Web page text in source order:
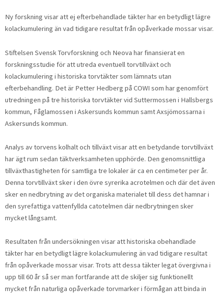
Ny forskning visar att ej efterbehandlade täkter har en betydligt lägre
kolackumulering än vad tidigare resultat från opåverkade mossar visar.
Stiftelsen Svensk Torvforskning och Neova har finansierat en
forskningsstudie för att utreda eventuell torvtillväxt och
kolackumulering i historiska torvtäkter som lämnats utan
efterbehandling. Det är Petter Hedberg på COWI som har genomfört
utredningen på tre historiska torvtäk­ter vid Suttermossen i Hallsbergs
kommun, Fåglamossen i Askersunds kommun samt Axsjömossarna i
Askersunds kommun.
Analys av torvens kolhalt och tillväxt visar att en bety­dande torvtillväxt
har ägt rum sedan täktverksamheten upphörde. Den genomsnittliga
tillväxthastigheten för samtliga tre lokaler är ca en centimeter per år.
Denna torvtillväxt sker i den övre syrerika acrotelmen och där det även
sker en nedbrytning av det organiska materialet till dess det hamnar i
den syrefattiga vattenfyllda catotel­men där nedbrytningen sker
mycket långsamt.
Resultaten från undersökningen visar att historiska obe­handlade
täkter har en betydligt lägre kolackumulering än vad tidigare resultat
från opåverkade mossar visar. Trots att dessa täkter legat övergivna i
upp till 60 år så ser man fortfarande att de skiljer sig funktionellt
mycket från naturliga opåverkade torvmarker i förmågan att binda in